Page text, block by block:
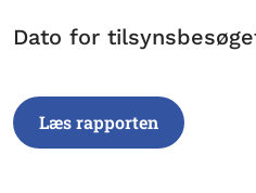
Dato for
Læs rapporten